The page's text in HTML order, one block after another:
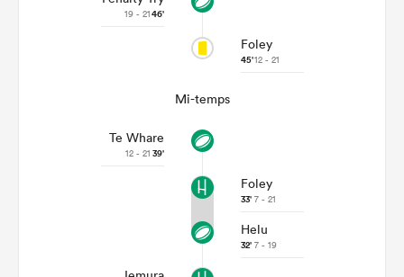
19 - 2146'
Foley
45'12 - 21
Mi-temps
Te Whare
12 - 21 39'
Foley
33' 7 - 21
Helu
32' 7 - 19